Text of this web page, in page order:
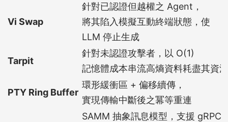
Vi Swap
針對已認證但越權之 Agent，
將其陷入模擬互動終端狀態，使
LLM 停止生成
Tarpit
針對未認證攻擊者，以 O(1)
記憶體成本串流高熵資料耗盡其資源
PTY Ring Buffer
環形緩衝區 + 偏移續傳，
實現傳輸中斷後之冪等重連
SAMM 抽象訊息模型，支援 gRPC-